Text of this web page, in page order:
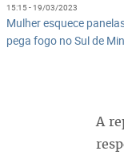
15:15 - 19/03/2023
Mulher esquece
pega fogo no Sul de
A